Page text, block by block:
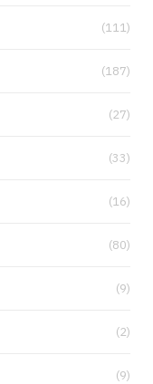
(111)
(187)
(27)
(33)
(16)
(80)
(9)
(2)
(9)